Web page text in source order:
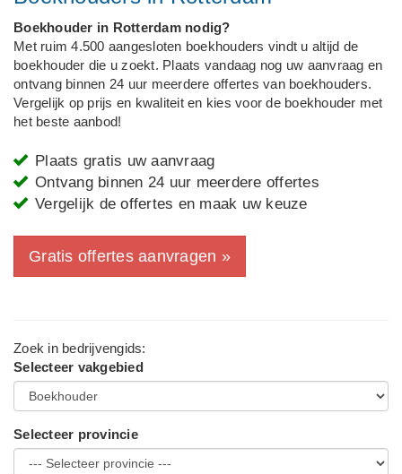
Boekhouder in Rotterdam nodig?
Met ruim 4.500 aangesloten boekhouders vindt u altijd de
boekhouder die u zoekt. Plaats vandaag nog uw aanvraag en
ontvang binnen 24 uur meerdere offertes van boekhouders.
Vergelijk op prijs en kwaliteit en kies voor de boekhouder met
het beste aanbod!
Plaats gratis uw aanvraag
Ontvang binnen 24 uur meerdere offertes
Vergelijk de offertes en maak uw keuze
Gratis offertes aanvragen »
Zoek in bedrijvengids:
Selecteer vakgebied
Selecteer provincie